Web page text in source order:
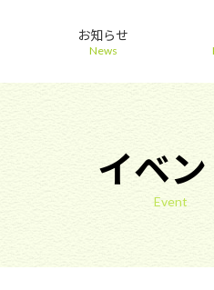
お知らせ
News
イベン
Event